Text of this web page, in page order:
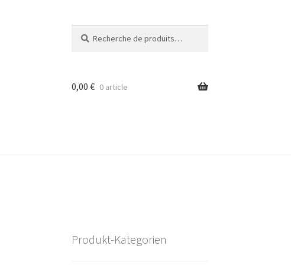
pour :
0,00 € 0 article
Produkt-Kategorien